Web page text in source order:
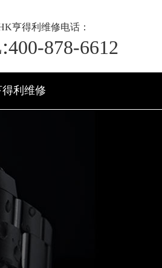
亨得利维修电话：
400-878-6612
得利维修